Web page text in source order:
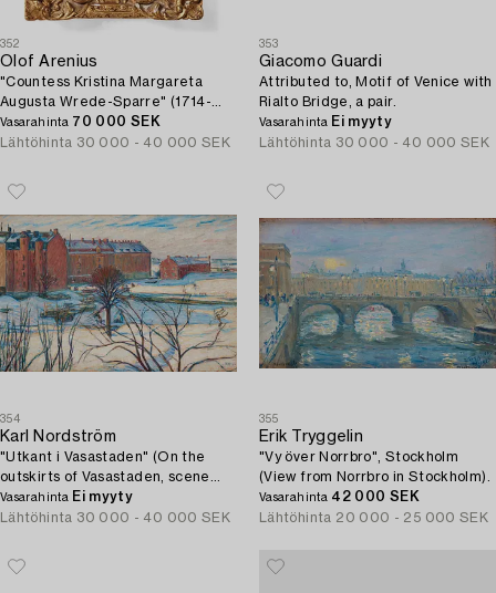
352
Olof Arenius
"Countess Kristina Margareta
Augusta Wrede-Sparre" (1714-
1780) (née Törnflycht), executed
1737.
Vasarahinta 70 000 SEK
Lähtöhinta 30 000 - 40 000 SEK
353
Giacomo Guardi
Attributed to, Motif of Venice with
Rialto Bridge, a pair.
Vasarahinta Ei myyty
Lähtöhinta 30 000 - 40 000 SEK
354
Karl Nordström
"Utkant i Vasastaden" (On the
outskirts of Vasastaden, scene
from Stockholm).
Vasarahinta Ei myyty
Lähtöhinta 30 000 - 40 000 SEK
355
Erik Tryggelin
"Vy över Norrbro", Stockholm
(View from Norrbro in Stockholm).
Vasarahinta 42 000 SEK
Lähtöhinta 20 000 - 25 000 SEK